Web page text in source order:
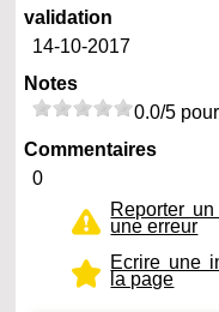
validation
14-10-2017
Notes
0.0/5
Commentaires
0
Reporter
une erreur
Ecrire une
la page